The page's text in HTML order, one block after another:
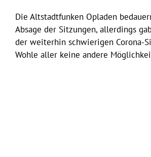
Die Altstadtfunken Opladen
Absage der Sitzungen, allerdings
der weiterhin schwierigen Corona-
Wohle aller keine andere